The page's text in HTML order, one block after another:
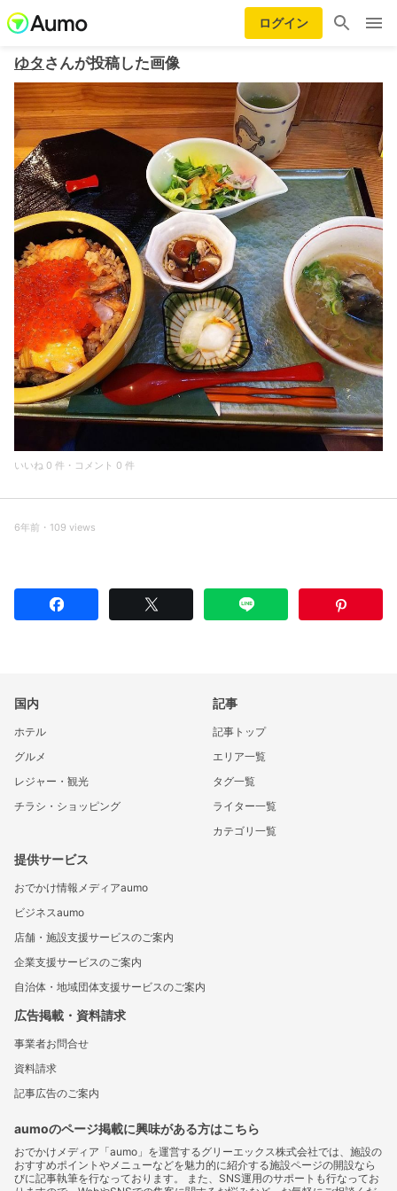
ログイン
ゆタ さんが投稿した画像
いいね 0 件・コメント 0 件
6年前・109 views
国内
ホテル
グルメ
レジャー・観光
チラシ・ショッピング
記事
記事トップ
エリア一覧
タグ一覧
ライター一覧
カテゴリ一覧
提供サービス
おでかけ情報メディアaumo
ビジネスaumo
店舗・施設支援サービスのご案内
企業支援サービスのご案内
自治体・地域団体支援サービスのご案内
広告掲載・資料請求
事業者お問合せ
資料請求
記事広告のご案内
aumoのページ掲載に興味がある方はこちら
おでかけメディア「aumo」を運営するグリーエックス株式会社では、施設の
おすすめポイントやメニューなどを魅力的に紹介する施設ページの開設なら
びに記事執筆を行なっております。 また、SNS運用のサポートも行なってお